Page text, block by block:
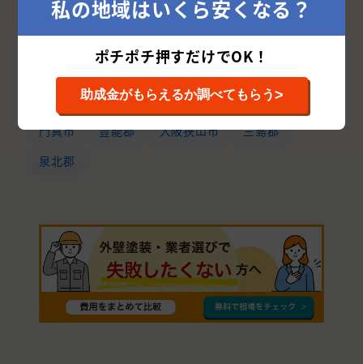
河内長野市 大東市 池田市
泉佐野市
交野市
摂津市 富田林市
貝塚市
藤井寺市
泉大津市 南河内郡
高石市
門真市
豊能郡 大阪狭山市
三島郡
泉北郡
私の地域はいくら安くなる？
ポチポチ押すだけでOK！
助成金がもらえるか調べてもらう>